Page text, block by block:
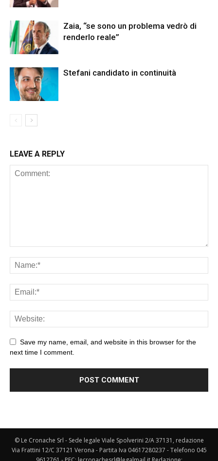
Zaia, “se sono un problema vedrò di
renderlo reale”
Stefani candidato in continuità
LEAVE A REPLY
Save my name, email, and website in this browser for the
next time I comment.
© Le Cronache Srl - Sede legale Viale Spolverini 2/A 37131, redazione
Via Frattini 12/C 37121 Verona - Partita Iva 04617280237 - Telefono 045